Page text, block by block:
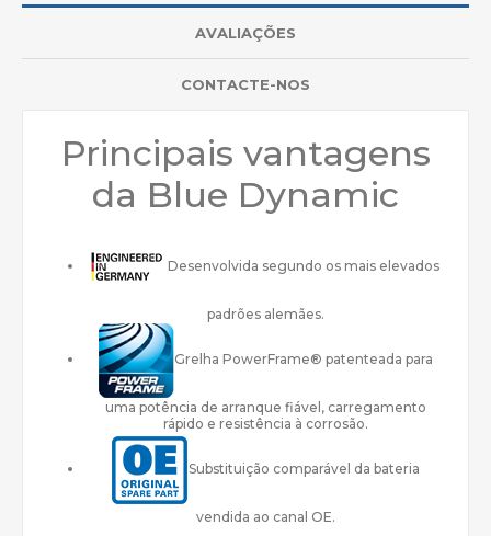
AVALIAÇÕES
CONTACTE-NOS
Principais vantagens
da Blue Dynamic
Desenvolvida segundo os mais elevados
padrões alemães.
Grelha PowerFrame® patenteada para
uma potência de arranque fiável, carregamento
rápido e resistência à corrosão.
Substituição comparável da bateria
vendida ao canal OE.